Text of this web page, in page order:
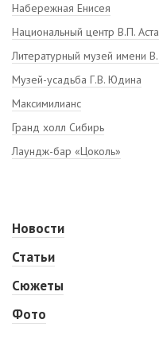
Набережная Енисея
Национальный центр В.П.
Литературный музей имени
Музей-усадьба Г.В. Юдина
Максимилианс
Гранд холл Сибирь
Лаундж-бар «Цоколь»
Новости
Статьи
Сюжеты
Фото